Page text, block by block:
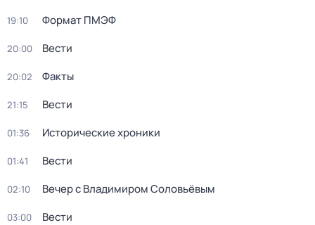
19:10 Формат ПМЭФ
20:00 Вести
20:02 Факты
21:15 Вести
01:36 Исторические хроники
01:41 Вести
02:10 Вечер с Владимиром Соловьёвым
03:00 Вести